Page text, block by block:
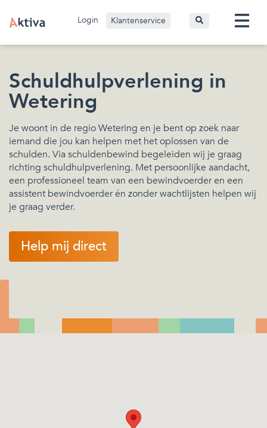
Login Klantenservice
Schuldhulpverlening in
Wetering
Je woont in de regio Wetering en je bent op zoek naar
iemand die jou kan helpen met het oplossen van de
schulden. Via schuldenbewind begeleiden wij je graag
richting schuldhulpverlening. Met persoonlijke aandacht,
een professioneel team van een bewindvoerder en een
assistent bewindvoerder én zonder wachtlijsten helpen wij
je graag verder.
Help mij direct